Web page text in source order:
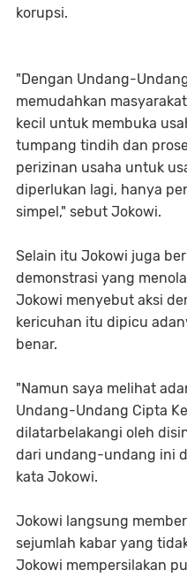
korupsi.
"Dengan Undang-
memudahkan
kecil untuk membuka
tumpang tindih dan
perizinan usaha untuk
diperlukan lagi, hanya
simpel," sebut Jokowi.
Selain itu Jokowi juga
demonstrasi yang
Jokowi menyebut aksi
kericuhan itu dipicu
benar.
"Namun saya melihat
Undang-Undang Cipta
dilatarbelakangi oleh
dari undang-undang ini
kata Jokowi.
Jokowi langsung
sejumlah kabar yang
Jokowi mempersilakan